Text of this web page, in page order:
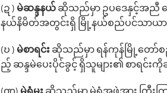
(ဍ ) မဲဆန္ဒနယ် ဆိုသည်မှာ ဥပဒေနှင့်အညီ
နယ်နိမိတ်အတွင်းရှိ မြို့နယ်စည်ပင်သာယာ
(ဎ ) မဲစာရင်း ဆိုသည်မှာ ‌ရန်ကုန်မြို့တော်စ
ည့် ဆန္ဒမဲပေးပိုင်ခွင့် ရှိသူများ၏ စာရင်